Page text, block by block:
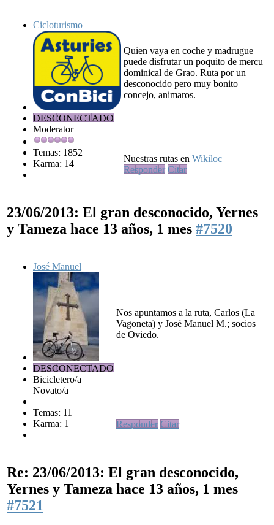
Cicloturismo
DESCONECTADO
Moderator
Temas: 1852
Karma: 14
Quien vaya en coche y madrugue
puede disfrutar un poquito de mercu
dominical de Grao. Ruta por un
desconocido pero muy bonito
concejo, animaros.
Nuestras rutas en Wikiloc
Responder Citar
23/06/2013: El gran desconocido, Yernes
y Tameza hace 13 años, 1 mes #7520
José Manuel
DESCONECTADO
Bicicletero/a
Novato/a
Temas: 11
Karma: 1
Nos apuntamos a la ruta, Carlos (La
Vagoneta) y José Manuel M.; socios
de Oviedo.
Responder Citar
Re: 23/06/2013: El gran desconocido,
Yernes y Tameza hace 13 años, 1 mes
#7521